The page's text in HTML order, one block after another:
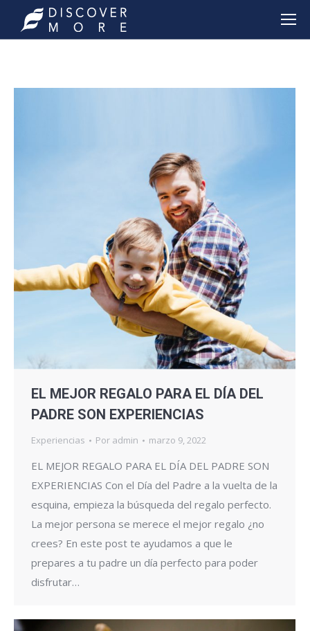
EL MEJOR REGALO PARA EL DÍA DEL
PADRE SON EXPERIENCIAS
Experiencias Por admin marzo 9, 2022
EL MEJOR REGALO PARA EL DÍA DEL PADRE SON
EXPERIENCIAS Con el Día del Padre a la vuelta de la
esquina, empieza la búsqueda del regalo perfecto.
La mejor persona se merece el mejor regalo ¿no
crees? En este post te ayudamos a que le
prepares a tu padre un día perfecto para poder
disfrutar…